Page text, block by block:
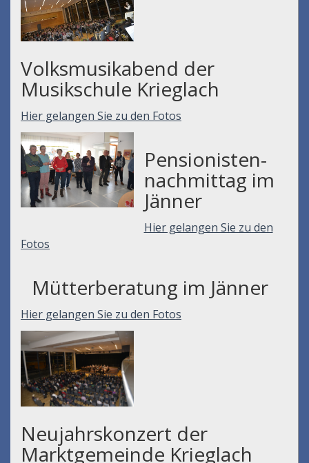
Volksmusikabend der
Musikschule Krieglach
Hier gelangen Sie zu den Fotos
Pensionisten-
nachmittag im
Jänner
Hier gelangen Sie zu den
Fotos
Mütterberatung im Jänner
Hier gelangen Sie zu den Fotos
Neujahrskonzert der
Marktgemeinde Krieglach